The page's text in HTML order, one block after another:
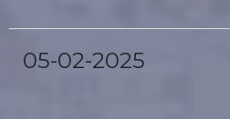
05-02-2025